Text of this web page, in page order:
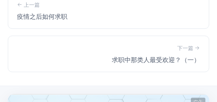
上一篇
疫情之后如何求职
下一篇
求职中那类人最受欢迎？（一）